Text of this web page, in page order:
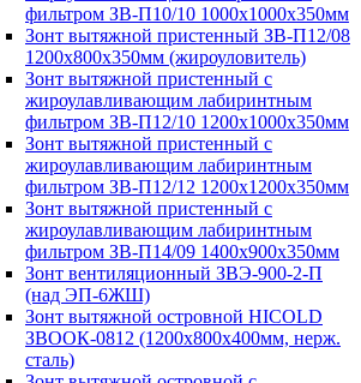
фильтром ЗВ-П10/10 1000х1000х350мм
Зонт вытяжной пристенный ЗВ-П12/08
1200х800х350мм (жироуловитель)
Зонт вытяжной пристенный с
жироулавливающим лабиринтным
фильтром ЗВ-П12/10 1200х1000х350мм
Зонт вытяжной пристенный с
жироулавливающим лабиринтным
фильтром ЗВ-П12/12 1200х1200х350мм
Зонт вытяжной пристенный с
жироулавливающим лабиринтным
фильтром ЗВ-П14/09 1400х900х350мм
Зонт вентиляционный ЗВЭ-900-2-П
(над ЭП-6ЖШ)
Зонт вытяжной островной HICOLD
ЗВООК-0812 (1200х800x400мм, нерж.
сталь)